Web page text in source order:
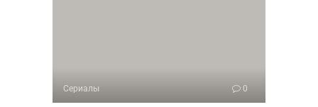
Сериалы 0